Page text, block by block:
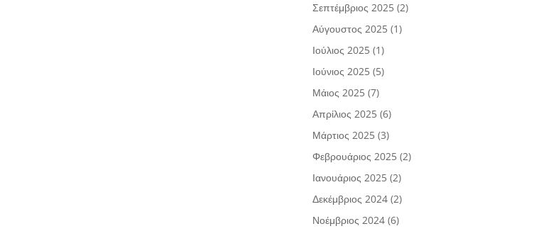
Σεπτέμβριος 2025 (2)
Αύγουστος 2025 (1)
Ιούλιος 2025 (1)
Ιούνιος 2025 (5)
Μάιος 2025 (7)
Απρίλιος 2025 (6)
Μάρτιος 2025 (3)
Φεβρουάριος 2025 (2)
Ιανουάριος 2025 (2)
Δεκέμβριος 2024 (2)
Νοέμβριος 2024 (6)